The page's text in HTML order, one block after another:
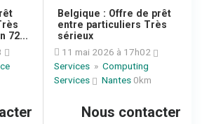
72...
Belgique : Offre de prêt
entre particuliers Très
sérieux
11 mai 2026 à 17h02
Services » Computing
Services
Nantes 0km
Nous contacter